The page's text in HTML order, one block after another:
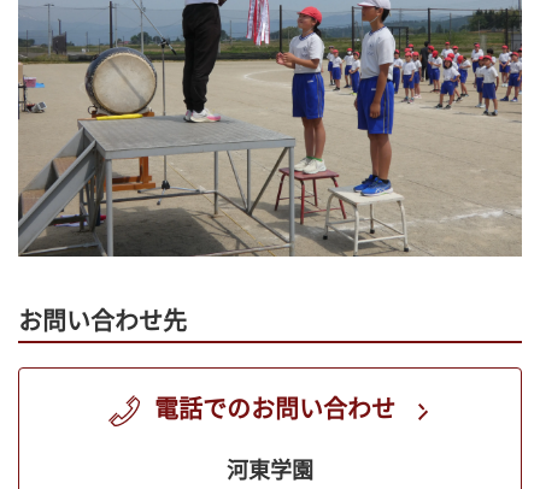
お問い合わせ先
電話でのお問い合わせ
河東学園